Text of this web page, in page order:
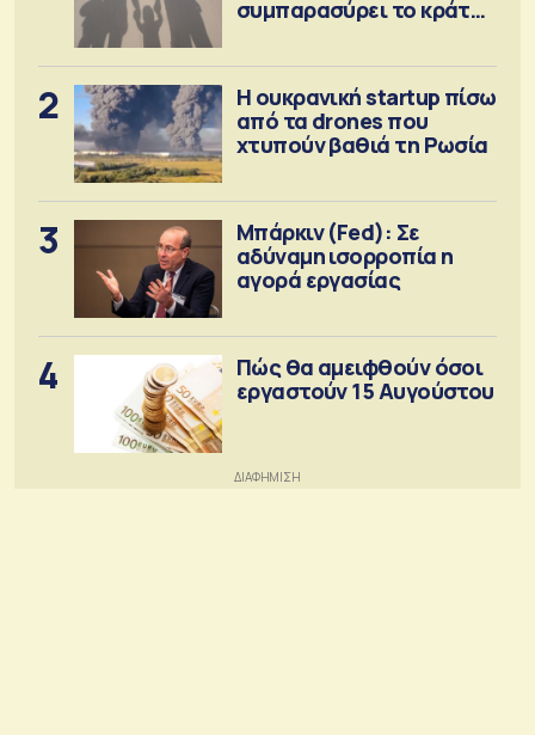
συμπαρασύρει το κράτος
2
Η ουκρανική startup πίσω
από τα drones που
χτυπούν βαθιά τη Ρωσία
3
Μπάρκιν (Fed): Σε
αδύναμη ισορροπία η
αγορά εργασίας
4
Πώς θα αμειφθούν όσοι
εργαστούν 15 Αυγούστου